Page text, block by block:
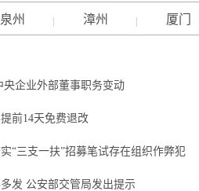
泉州 漳州 厦门
央企业外部董事职务变动
前14天免费退改
“三支一扶”招募笔试存在组织作弊犯
发 公安部交管局发出提示